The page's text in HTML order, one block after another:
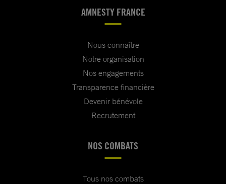
AMNESTY FRANCE
Nous connaître
Notre organisation
Nos engagements
Transparence financière
Devenir bénévole
Recrutement
NOS COMBATS
Tous nos combats